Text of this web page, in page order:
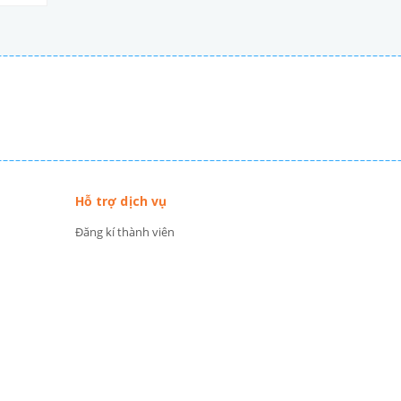
Hỗ trợ dịch vụ
Đăng kí thành viên